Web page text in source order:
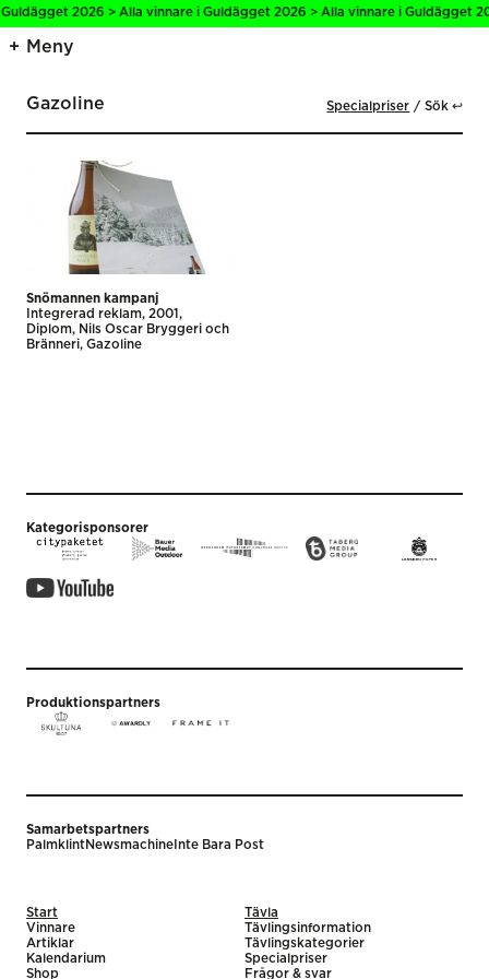
2026 > Alla vinnare i Guldägget 2026 > Alla vinnare i Guldägget
Meny
Gazoline Specialpriser Sök ↩
Snömannen kampanj
Integrerad reklam 2001
Diplom
Nils Oscar Bryggeri och
Bränneri Gazoline
Kategorisponsorer
Produktionspartners
Samarbetspartners
PalmklintNewsmachine Inte Bara Post
Start
Vinnare
Artiklar
Kalendarium
Shop
Tävla
Tävlingsinformation
Tävlingskategorier
Specialpriser
Frågor & svar